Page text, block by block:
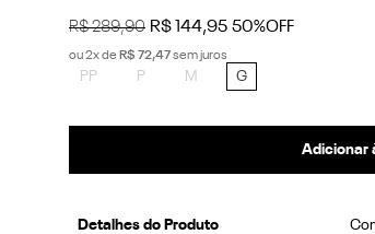
R$ 289,90 R$ 144,95 50%OFF
ou2x de R$ 72,47sem juros
PP P M G
Adicionar
Detalhes do Produto